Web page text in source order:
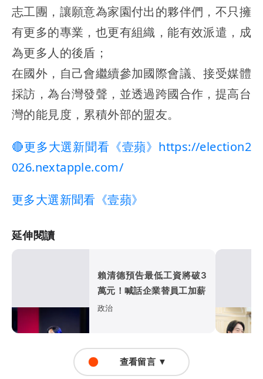
志工團，讓願意為家園付出的夥伴們，不只擁
有更多的專業，也更有組織，能有效派遣，成
為更多人的後盾；
在國外，自己會繼續參加國際會議、接受媒體
採訪，為台灣發聲，並透過跨國合作，提高台
灣的能見度，累積外部的盟友。
🔴更多大選新聞看《壹蘋》https://election2
026.nextapple.com/
更多大選新聞看《壹蘋》
延伸閱讀
賴清德預告最低工資將破3
萬元！喊話企業替員工加薪
政治
查看留言 ▼